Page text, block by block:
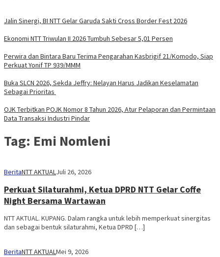
Jalin Sinergi, BI NTT Gelar Garuda Sakti Cross Border Fest 2026
Ekonomi NTT Triwulan II 2026 Tumbuh Sebesar 5,01 Persen
Perwira dan Bintara Baru Terima Pengarahan Kasbrigif 21/Komodo, Siap
Perkuat Yonif TP 939/MMM
Buka SLCN 2026, Sekda Jeffry: Nelayan Harus Jadikan Keselamatan
Sebagai Prioritas
OJK Terbitkan POJK Nomor 8 Tahun 2026, Atur Pelaporan dan Permintaan
Data Transaksi Industri Pindar
Tag: Emi Nomleni
BeritaNTT AKTUALJuli 26, 2026
Perkuat Silaturahmi, Ketua DPRD NTT Gelar Coffe
Night Bersama Wartawan
NTT AKTUAL. KUPANG. Dalam rangka untuk lebih memperkuat sinergitas
dan sebagai bentuk silaturahmi, Ketua DPRD […]
BeritaNTT AKTUALMei 9, 2026